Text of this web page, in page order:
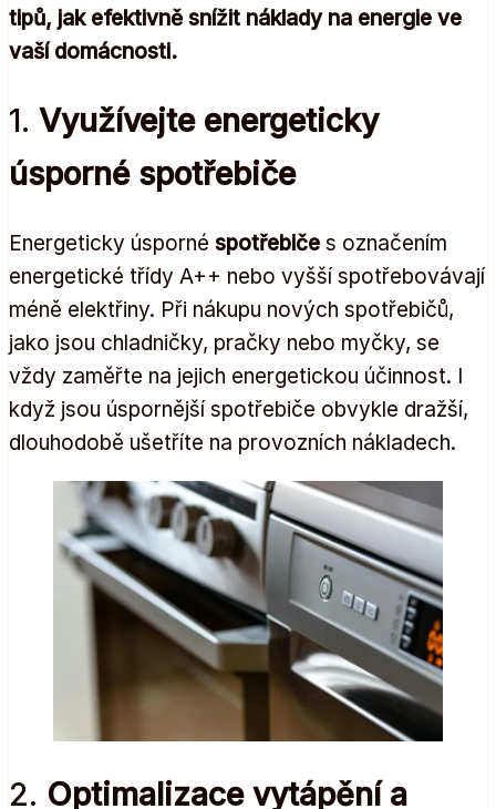
tipů, jak efektivně snížit náklady na energie ve
vaší domácnosti.
1. Využívejte energeticky
úsporné spotřebiče
Energeticky úsporné spotřebiče s označením
energetické třídy A++ nebo vyšší spotřebovávají
méně elektřiny. Při nákupu nových spotřebičů,
jako jsou chladničky, pračky nebo myčky, se
vždy zaměřte na jejich energetickou účinnost. I
když jsou úspornější spotřebiče obvykle dražší,
dlouhodobě ušetříte na provozních nákladech.
2. Optimalizace vytápění a